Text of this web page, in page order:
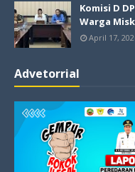
Komisi D
Warga
April 17,
Advetorrial